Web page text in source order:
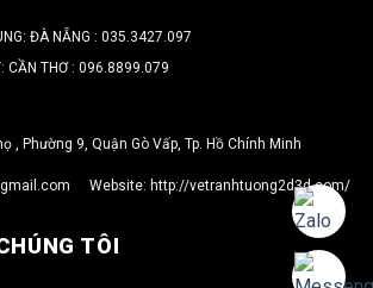
ĐÀ NẴNG : 035.3427.097
CẦN THƠ : 096.8899.079
, Phường 9, Quận Gò Vấp, Tp. Hồ Chính Minh
Website: http://vetranhtuong2d3d.com/
TÔI